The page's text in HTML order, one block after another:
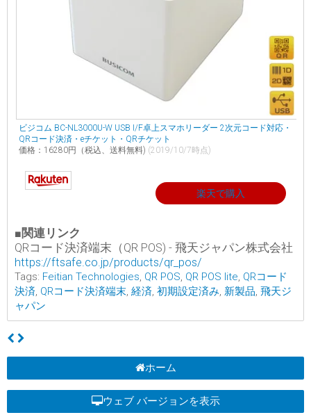
ビジコム BC-NL3000U-W USB I/F卓上スマホリーダー 2次元コード対応・
QRコード決済・eチケット・QRチケット
価格：16280円（税込、送料無料) (2019/10/7時点)
楽天で購入
■関連リンク
QRコード決済端末（QR POS) - 飛天ジャパン株式会社
https://ftsafe.co.jp/products/qr_pos/
Tags: Feitian Technologies, QR POS, QR POS lite, QRコード
決済, QRコード決済端末, 経済, 初期設定済み, 新製品, 飛天ジ
ャパン
ホーム
ウェブ バージョンを表示